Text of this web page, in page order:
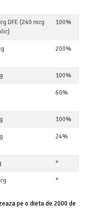
DFE (240 mcg
100%
200%
100%
60%
100%
24%
*
*
pe o dieta de 2000 de